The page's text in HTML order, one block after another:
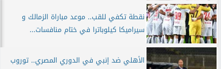
نقطة تكفي للقب.. موعد مباراة الزمالك و
سيراميكا كيلوباترا في ختام منافسات...
الأهلي ضد إنبي في الدوري المصري.. توروب